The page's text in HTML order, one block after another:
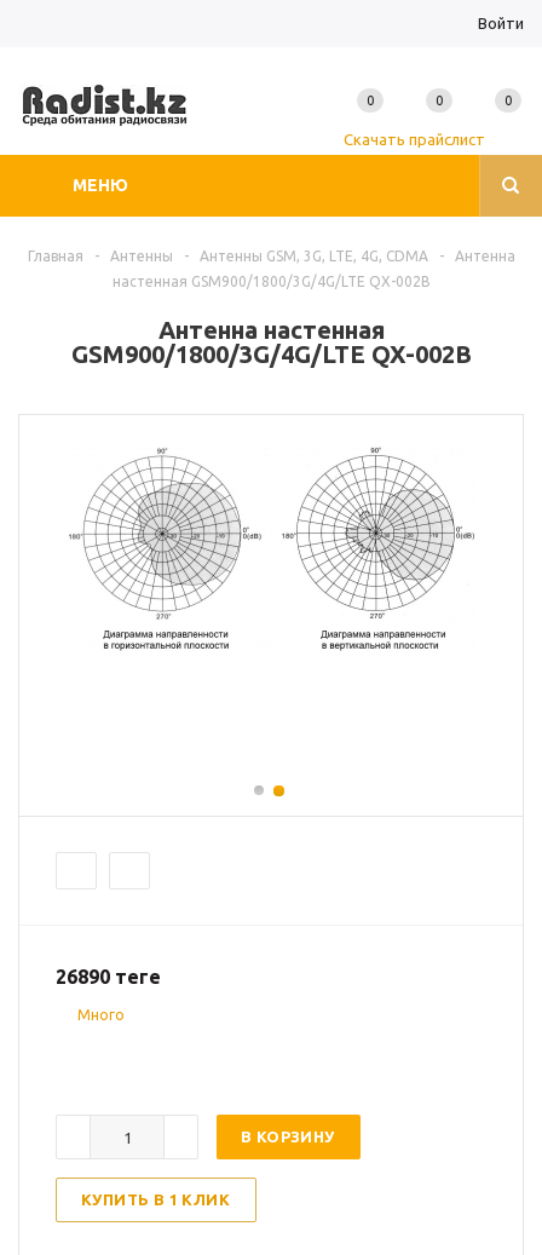
Войти
МЕНЮ
Скачать прайслист
0 0 0
Главная - Антенны - Антенны GSM, 3G, LTE, 4G, CDMA -
Антенна
настенная GSM900/1800/3G/4G/LTE QX-002B
Антенна настенная
GSM900/1800/3G/4G/LTE QX-002B
26890 теңге
Много
В КОРЗИНУ
КУПИТЬ В 1 КЛИК